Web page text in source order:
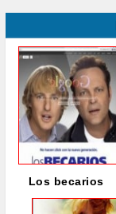
Los becarios